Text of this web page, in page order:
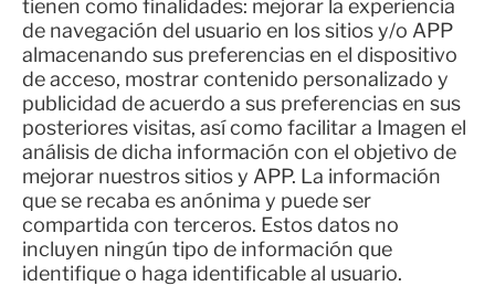
tienen como finalidades: mejorar la experiencia
de navegación del usuario en los sitios y/o APP
almacenando sus preferencias en el dispositivo
de acceso, mostrar contenido personalizado y
publicidad de acuerdo a sus preferencias en sus
posteriores visitas, así como facilitar a Imagen el
análisis de dicha información con el objetivo de
mejorar nuestros sitios y APP. La información
que se recaba es anónima y puede ser
compartida con terceros. Estos datos no
incluyen ningún tipo de información que
identifique o haga identificable al usuario.